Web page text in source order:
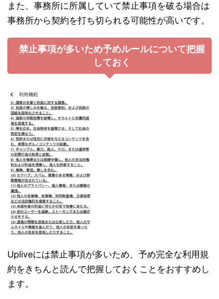
また、事務所に所属していて禁止事項を破る場合は
事務所から契約を打ち切られる可能性が高いです。
禁止事項が多いため予めルールについて把握
しておく
Upliveには禁止事項が多いため、予め完全な利用規
約をきちんと読んで把握しておくことをおすすめし
ます。